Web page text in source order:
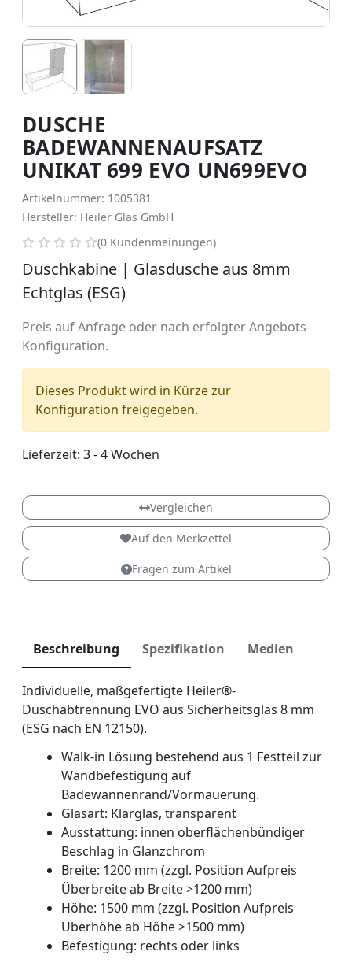
DUSCHE
BADEWANNENAUFSATZ
UNIKAT 699 EVO UN699EVO
Artikelnummer: 1005381
Hersteller: Heiler Glas GmbH
0 von 5 Sternen
(0 Kundenmeinungen)
Duschkabine | Glasdusche aus 8mm
Echtglas (ESG)
Preis auf Anfrage oder nach erfolgter Angebots-
Konfiguration.
Dieses Produkt wird in Kürze zur
Konfiguration freigegeben.
Lieferzeit: 3 - 4 Wochen
EVO
Vergleichen
Auf den Merkzettel
Fragen zum Artikel
Beschreibung Spezifikation Medien
Individuelle, maßgefertigte Heiler®-
Duschabtrennung EVO aus Sicherheitsglas 8 mm
(ESG nach EN 12150).
Walk-in Lösung bestehend aus 1 Festteil zur
Wandbefestigung auf
Badewannenrand/Vormauerung.
Glasart: Klarglas, transparent
Ausstattung: innen oberflächenbündiger
Beschlag in Glanzchrom
Breite: 1200 mm (zzgl. Position Aufpreis
Überbreite ab Breite >1200 mm)
Höhe: 1500 mm (zzgl. Position Aufpreis
Überhöhe ab Höhe >1500 mm)
Befestigung: rechts oder links